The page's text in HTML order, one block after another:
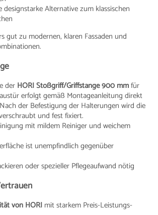
designstarke Alternative zum klassischen
gut zu modernen, klaren Fassaden und
der HORI Stoßgriff/Griffstange 900 mmfür
erfolgt gemäß Montageanleitung direkt
der Befestigung der Halterungen wird die
und fest fixiert.
mit mildem Reiniger und weichem
ist unempfindlich gegenüber
oder spezieller Pflegeaufwand nötig
von HORI mit starkem Preis-Leistungs-